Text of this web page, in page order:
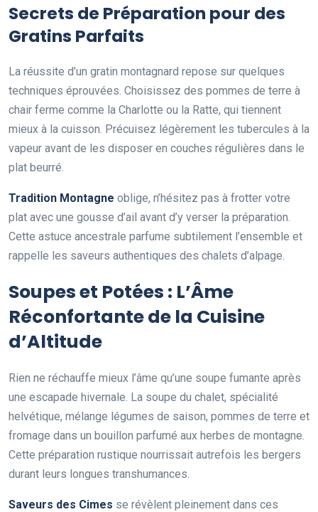
Secrets de Préparation pour des
Gratins Parfaits
La réussite d’un gratin montagnard repose sur quelques
techniques éprouvées. Choisissez des pommes de terre à
chair ferme comme la Charlotte ou la Ratte, qui tiennent
mieux à la cuisson. Précuisez légèrement les tubercules à la
vapeur avant de les disposer en couches régulières dans le
plat beurré.
Tradition Montagne oblige, n’hésitez pas à frotter votre
plat avec une gousse d’ail avant d’y verser la préparation.
Cette astuce ancestrale parfume subtilement l’ensemble et
rappelle les saveurs authentiques des chalets d’alpage.
Soupes et Potées : L’Âme
Réconfortante de la Cuisine
d’Altitude
Rien ne réchauffe mieux l’âme qu’une soupe fumante après
une escapade hivernale. La soupe du chalet, spécialité
helvétique, mélange légumes de saison, pommes de terre et
fromage dans un bouillon parfumé aux herbes de montagne.
Cette préparation rustique nourrissait autrefois les bergers
durant leurs longues transhumances.
Saveurs des Cimes se révèlent pleinement dans ces